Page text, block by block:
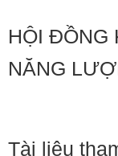
HỘI ĐỒNG
NĂNG
Tài liệu